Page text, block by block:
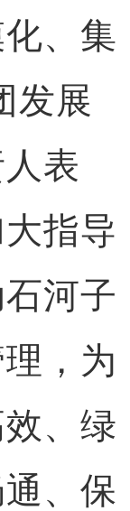
、集
发展
表
指导
河子
，为
、绿
、保